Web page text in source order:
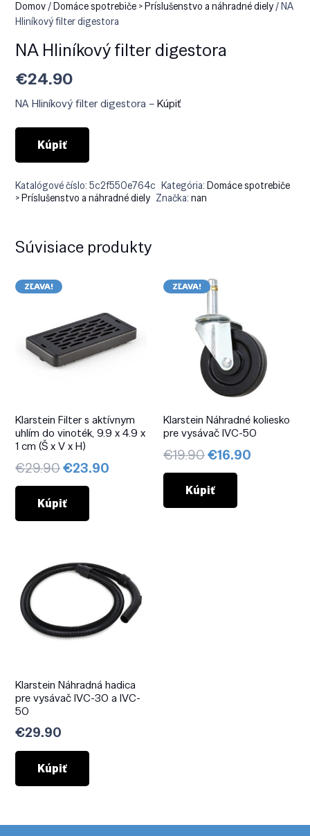
Domov/Domáce spotrebiče > Príslušenstvo a náhradné diely/ NA
Hliníkový filter digestora
NA Hliníkový filter digestora
€24.90
NA Hliníkový filter digestora –Kúpiť
Kúpiť
Katalógové číslo:5c2f550e764c Kategória:Domáce spotrebiče
> Príslušenstvo a náhradné diely Značka:nan
Súvisiace produkty
ZĽAVA!
Klarstein Filter s aktívnym
uhlím do vinoték, 9.9 x 4.9 x
1 cm (Š x V x H)
€29.90Pôvodná
cena
bola:
€29.90.
€23.90
Kúpiť
ZĽAVA!
Klarstein Náhradné koliesko
pre vysávač IVC-50
€19.90Pôvodná
cena
bola:
€19.90.
€16.90
Kúpiť
Klarstein Náhradná hadica
pre vysávač IVC-30 a IVC-
50
€29.90
Kúpiť